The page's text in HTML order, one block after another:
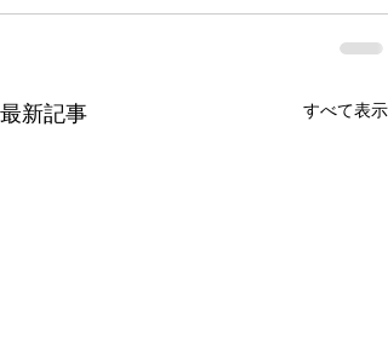
最新記事 すべて表示